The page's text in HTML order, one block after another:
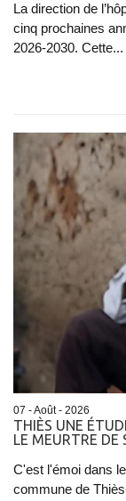
La direction de
cinq prochaines
2026-2030. Cette...
07 - Août - 2026
THIÈS UNE
LE MEURTRE DE
C'est l'émoi dans
commune de